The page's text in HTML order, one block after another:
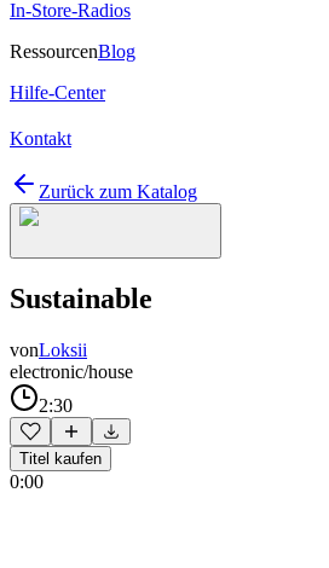
In-Store-Radios
RessourcenBlog
Hilfe-Center
Kontakt
Zurück zum Katalog
Sustainable
vonLoksii
electronic/house
2:30
Titel kaufen
0:00